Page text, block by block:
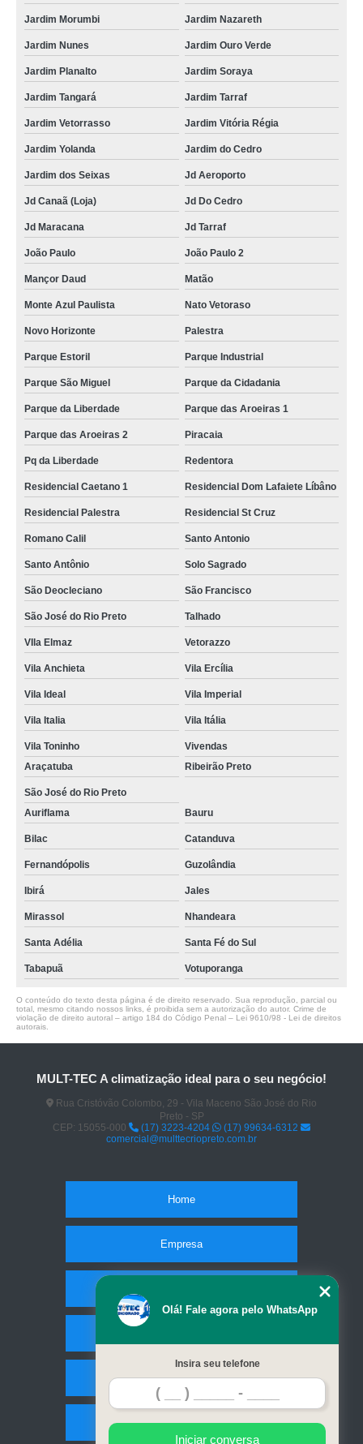
Jardim Morumbi Jardim Nazareth
Jardim Nunes Jardim Ouro Verde
Jardim Planalto Jardim Soraya
Jardim Tangará Jardim Tarraf
Jardim Vetorrasso Jardim Vitória Régia
Jardim Yolanda Jardim do Cedro
Jardim dos Seixas Jd Aeroporto
Jd Canaã (Loja) Jd Do Cedro
Jd Maracana Jd Tarraf
João Paulo João Paulo 2
Mançor Daud Matão
Monte Azul Paulista Nato Vetoraso
Novo Horizonte Palestra
Parque Estoril Parque Industrial
Parque São Miguel Parque da Cidadania
Parque da Liberdade Parque das Aroeiras 1
Parque das Aroeiras 2 Piracaia
Pq da Liberdade Redentora
Residencial Caetano 1 Residencial Dom Lafaiete Líbâno
Residencial Palestra Residencial St Cruz
Romano Calil Santo Antonio
Santo Antônio Solo Sagrado
São Deocleciano São Francisco
São José do Rio Preto Talhado
VIla Elmaz Vetorazzo
Vila Anchieta Vila Ercília
Vila Ideal Vila Imperial
Vila Italia Vila Itália
Vila Toninho
Vivendas
Araçatuba
Ribeirão Preto
São José do Rio Preto
Auriflama
Bauru
Bilac Catanduva
Fernandópolis Guzolândia
Ibirá Jales
Mirassol Nhandeara
Santa Adélia Santa Fé do Sul
Tabapuã Votuporanga
O conteúdo do texto desta página é de direito reservado. Sua reprodução, parcial ou
total, mesmo citando nossos links, é proibida sem a autorização do autor. Crime de
violação de direito autoral – artigo 184 do Código Penal – Lei 9610/98 - Lei de direitos
autorais
MULT-TEC A climatização ideal para o seu negócio!
Rua Cristóvão Colombo, 29 - Vila Maceno São José do Rio
Preto - SP
CEP: 15055-000
(17) 3223-4204
(17) 99634-6312
comercial@multtecriopreto.com.br
Home
Empresa
Contato
Mapa do site
Olá! Fale agora pelo WhatsApp
Insira seu telefone
Iniciar conversa